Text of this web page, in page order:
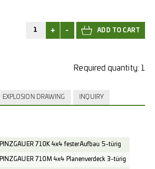
+ -
Required quantity: 1
EXPLOSION DRAWING INQUIRY
PINZGAUER 710K 4x4 fester Aufbau 5-türig
PINZGAUER 710M 4x4 Planenverdeck 3-türig